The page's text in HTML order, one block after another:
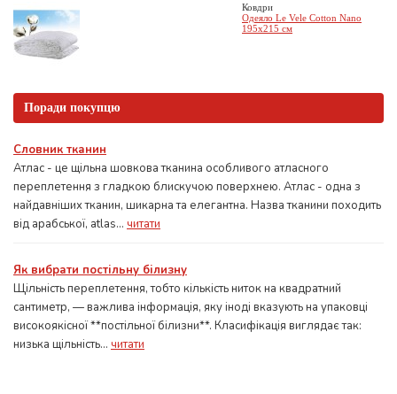
Ковдри
Одеяло Le Vele Cotton Nano
195х215 см
Поради покупцю
Словник тканин
Атлас - це щільна шовкова тканина особливого атласного
переплетення з гладкою блискучою поверхнею. Атлас - одна з
найдавніших тканин, шикарна та елегантна. Назва тканини походить
від арабської, atlas... читати
Як вибрати постільну білизну
Щільність переплетення, тобто кількість ниток на квадратний
сантиметр, — важлива інформація, яку іноді вказують на упаковці
високоякісної **постільної білизни**. Класифікація виглядає так:
низька щільність... читати